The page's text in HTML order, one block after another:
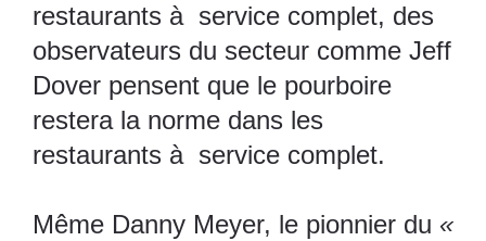
restaurants à service complet, des
observateurs du secteur comme Jeff
Dover pensent que le pourboire
restera la norme dans les
restaurants à service complet.
Même Danny Meyer, le pionnier du «